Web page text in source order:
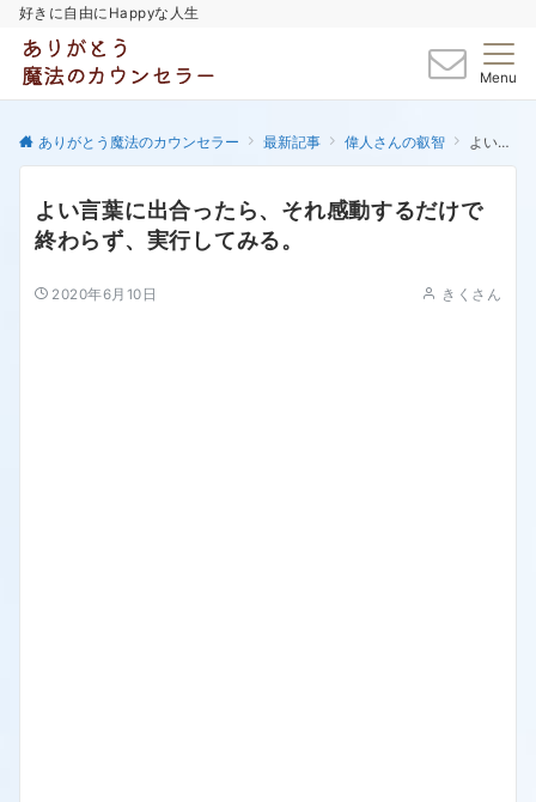
好きに自由にHappyな人生
Menu
ありがとう魔法のカウンセラー 最新記事 偉人さんの叡智 よい言葉に出合ったら、それ感動するだけで終わらず、実行してみる。
よい言葉に出合ったら、それ感動するだけで
終わらず、実行してみる。
2020年6月10日 きくさん